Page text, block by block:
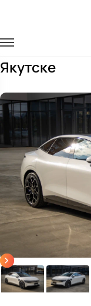
Заказать
Якутске